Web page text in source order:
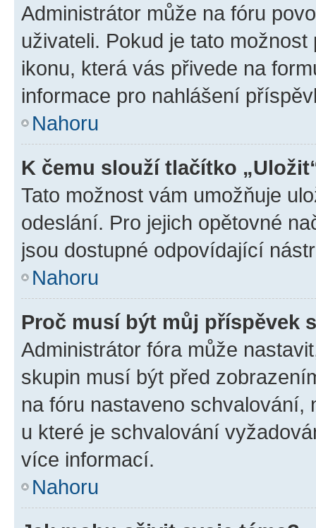
Administrátor může na fóru
uživateli. Pokud je tato
ikonu, která vás přivede na
informace pro nahlášení
Nahoru
K čemu slouží tlačítko
Tato možnost vám umožňuje
odeslání. Pro jejich opětovné
jsou dostupné odpovídající
Nahoru
Proč musí být můj příspěvek
Administrátor fóra může
skupin musí být před
na fóru nastaveno schvalování,
u které je schvalování
více informací.
Nahoru